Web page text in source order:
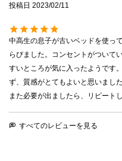
投稿日 2023/02/11
中高生の息子が古いベッドを使っ
らびました。コンセントがついて
すいところが気に入ったようです
ず、質感がとてもよいと思いました
また必要が出ましたら、リピート
すべてのレビューを見る